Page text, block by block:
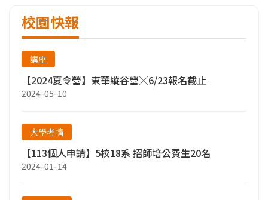
校園快報
講座
【2024夏令營】東華縱谷營╳6/23報名截止
2024-05-10
大學考情
【113個人申請】5校18系 招師培公費生20名
2024-01-14